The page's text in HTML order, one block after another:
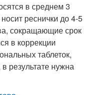
в среднем 3
реснички до 4-5
сокращающие срок
в коррекции
таблеток,
результате нужна